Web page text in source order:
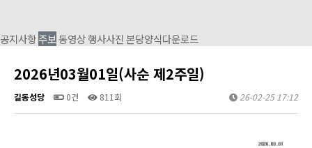
공지사항주보동영상행사사진 본당양식다운로드
2026년03월01일(사순 제2주일)
길동성당 0건 811회 26-02-25 17:12